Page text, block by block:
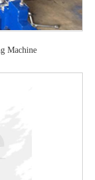
Machine